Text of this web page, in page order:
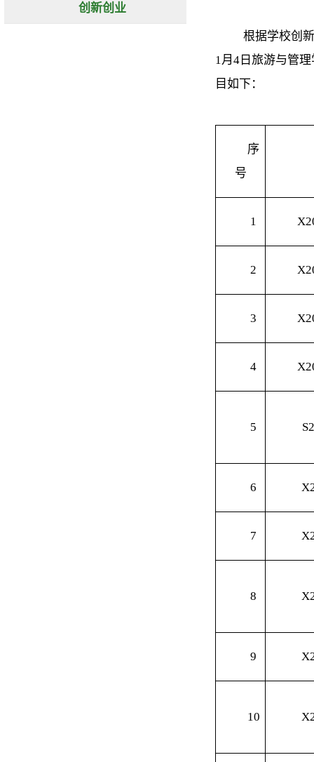
创新创业
根据学校创
1月4日旅游与管
目如下：
序
号
1
2
3
4
5
6
7
8
9
10